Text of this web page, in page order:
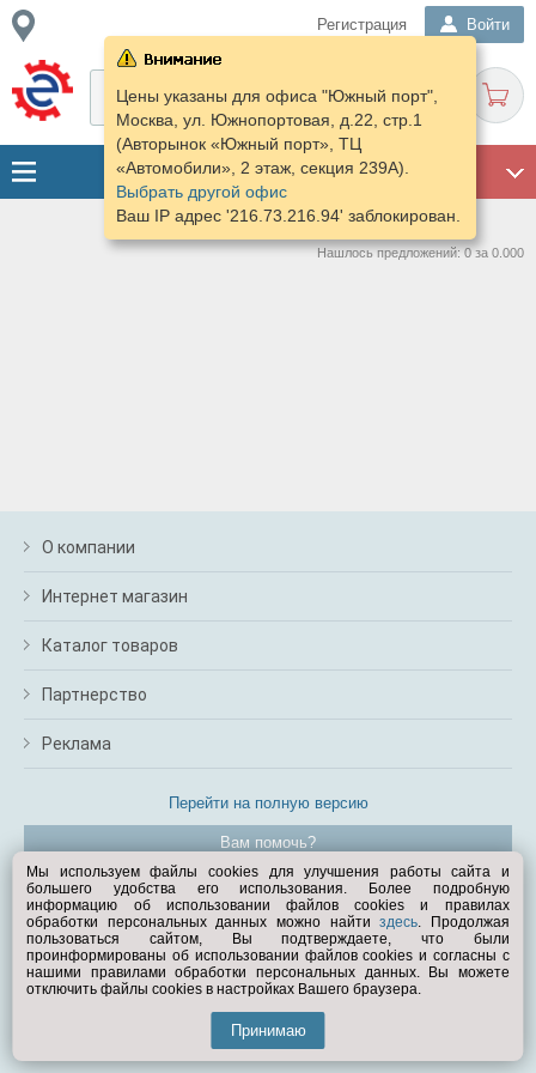
Регистрация Войти
Цены указаны для офиса "Южный порт",
Москва, ул. Южнопортовая, д.22, стр.1
(Авторынок «Южный порт», ТЦ
«Автомобили», 2 этаж, секция 239А).
Выбрать другой офис
Ваш IP адрес '216.73.216.94' заблокирован.
Нашлось предложений: 0 за 0.000
О компании
Интернет магазин
Каталог товаров
Партнерство
Реклама
Перейти на полную версию
Вам помочь?
© Exist.ru 1998—2026
Мы используем файлы cookies для улучшения работы сайта и
большего удобства его использования. Более подробную
информацию об использовании файлов cookies и правилах
обработки персональных данных можно найтиздесь. Продолжая
пользоваться сайтом, Вы подтверждаете, что были
проинформированы об использовании файлов cookies и согласны с
нашими правилами обработки персональных данных. Вы можете
отключить файлы cookies в настройках Вашего браузера.
Принимаю